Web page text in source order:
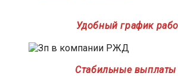
Удобный график
Стабильные